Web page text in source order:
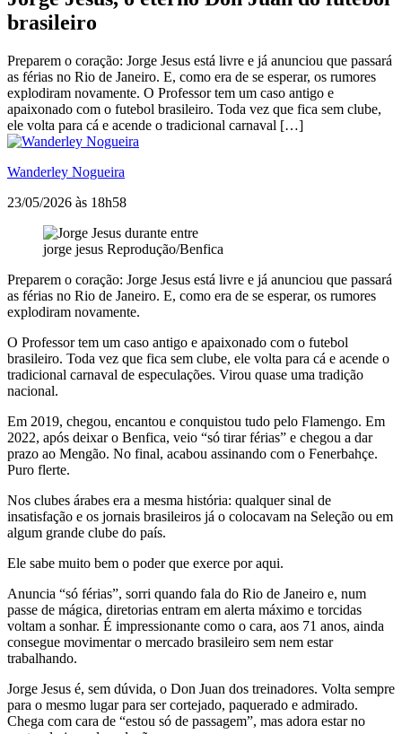
brasileiro
Preparem o coração: Jorge Jesus está livre e já anunciou que passará
as férias no Rio de Janeiro. E, como era de se esperar, os rumores
explodiram novamente. O Professor tem um caso antigo e
apaixonado com o futebol brasileiro. Toda vez que fica sem clube,
ele volta para cá e acende o tradicional carnaval […]
Wanderley Nogueira
23/05/2026 às 18h58
jorge jesus Reprodução/Benfica
Preparem o coração: Jorge Jesus está livre e já anunciou que passará
as férias no Rio de Janeiro. E, como era de se esperar, os rumores
explodiram novamente.
O Professor tem um caso antigo e apaixonado com o futebol
brasileiro. Toda vez que fica sem clube, ele volta para cá e acende o
tradicional carnaval de especulações. Virou quase uma tradição
nacional.
Em 2019, chegou, encantou e conquistou tudo pelo Flamengo. Em
2022, após deixar o Benfica, veio “só tirar férias” e chegou a dar
prazo ao Mengão. No final, acabou assinando com o Fenerbahçe.
Puro flerte.
Nos clubes árabes era a mesma história: qualquer sinal de
insatisfação e os jornais brasileiros já o colocavam na Seleção ou em
algum grande clube do país.
Ele sabe muito bem o poder que exerce por aqui.
Anuncia “só férias”, sorri quando fala do Rio de Janeiro e, num
passe de mágica, diretorias entram em alerta máximo e torcidas
voltam a sonhar. É impressionante como o cara, aos 71 anos, ainda
consegue movimentar o mercado brasileiro sem nem estar
trabalhando.
Jorge Jesus é, sem dúvida, o Don Juan dos treinadores. Volta sempre
para o mesmo lugar para ser cortejado, paquerado e admirado.
Chega com cara de “estou só de passagem”, mas adora estar no